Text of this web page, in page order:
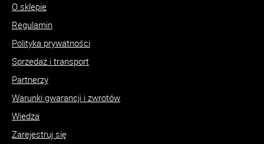
O sklepie
Regulamin
Polityka prywatności
Sprzedaż i transport
Partnerzy
Warunki gwarancji i zwrotów
Wiedza
Zarejestruj się